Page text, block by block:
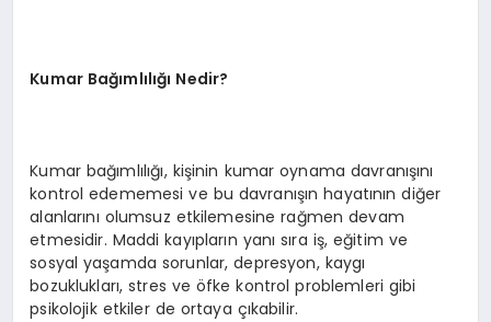
Kumar Bağımlılığı Nedir?
Kumar bağımlılığı, kişinin kumar oynama davranışını
kontrol edememesi ve bu davranışın hayatının diğer
alanlarını olumsuz etkilemesine rağmen devam
etmesidir. Maddi kayıpların yanı sıra iş, eğitim ve
sosyal yaşamda sorunlar, depresyon, kaygı
bozuklukları, stres ve öfke kontrol problemleri gibi
psikolojik etkiler de ortaya çıkabilir.